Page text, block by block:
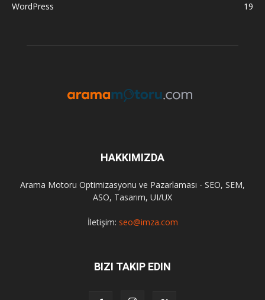
WordPress
19
HAKKIMIZDA
Arama Motoru Optimizasyonu ve Pazarlaması - SEO, SEM,
ASO, Tasarım, UI/UX
İletişim: seo@imza.com
BIZI TAKIP EDIN